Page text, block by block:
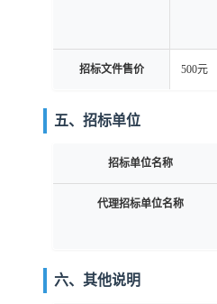
招标文件售价 500元
五、招标单位
招标单位名称
代理招标单位名称
六、其他说明